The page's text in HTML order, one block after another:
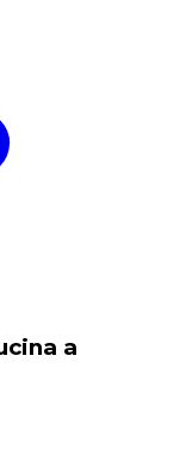
a